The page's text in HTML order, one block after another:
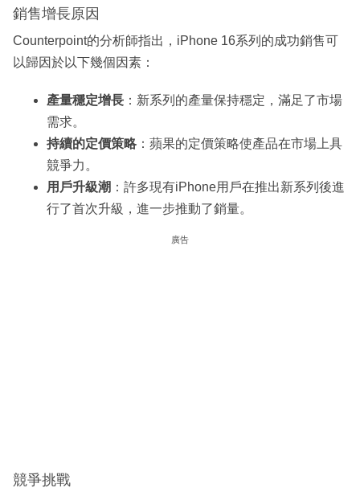
銷售增長原因
Counterpoint的分析師指出，iPhone 16系列的成功銷售可
以歸因於以下幾個因素：
產量穩定增長 ：新系列的產量保持穩定，滿足了市場
需求。
持續的定價策略 ：蘋果的定價策略使產品在市場上具
競爭力。
用戶升級潮 ：許多現有iPhone用戶在推出新系列後進
行了首次升級，進一步推動了銷量。
廣告
競爭挑戰